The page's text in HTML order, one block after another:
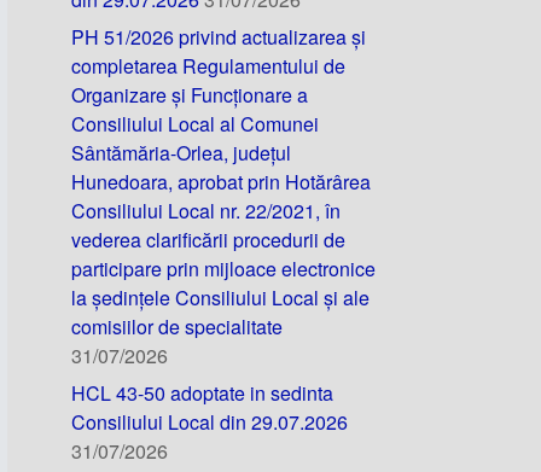
PH 51/2026 privind actualizarea și
completarea Regulamentului de
Organizare și Funcționare a
Consiliului Local al Comunei
Sântămăria-Orlea, județul
Hunedoara, aprobat prin Hotărârea
Consiliului Local nr. 22/2021, în
vederea clarificării procedurii de
participare prin mijloace electronice
la ședințele Consiliului Local și ale
comisiilor de specialitate
31/07/2026
HCL 43-50 adoptate in sedinta
Consiliului Local din 29.07.2026
31/07/2026